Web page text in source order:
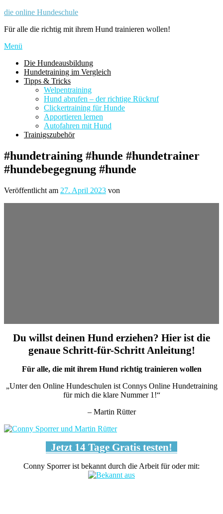
Zum
springen
die online Hundeschule
Für alle die richtig mit ihrem Hund trainieren wollen!
Menü
Die Hundeausbildung
Hundetraining im Vergleich
Tipps & Tricks
Welpentraining
Hund abrufen – der richtige Rückruf
Clickertraining für Hunde
Apportieren lernen
Autofahren mit Hund
Trainigszubehör
#hundetraining #hunde #hundetrainer
#hundebegegnung #hunde
Veröffentlicht am 27. April 2023 von
Du willst deinen Hund erziehen? Hier ist die
genaue Schritt-für-Schritt Anleitung!
Für alle, die mit ihrem Hund richtig trainieren wollen
„Unter den Online Hundeschulen ist Connys Online Hundetraining
für mich die klare Nummer 1!“
– Martin Rütter
Jetzt 14 Tage Gratis testen!
Conny Sporrer ist bekannt durch die Arbeit für oder mit: